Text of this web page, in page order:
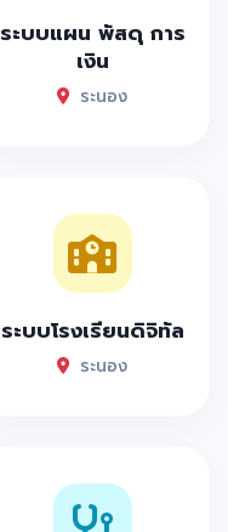
ระบบแผน พัสดุ การ
เงิน
ระนอง
ระบบโรงเรียนดิจิทัล
ระนอง